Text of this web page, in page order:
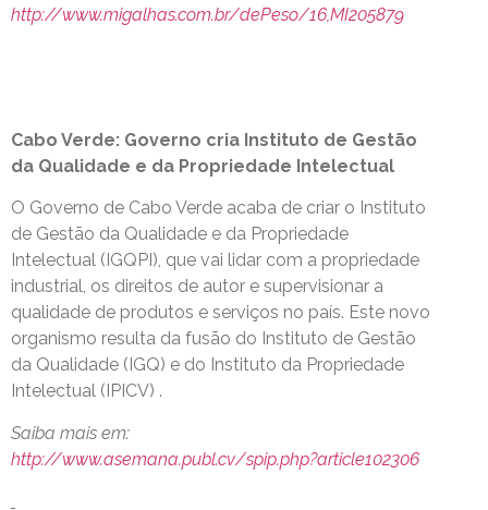
http://www.migalhas.com.br/dePeso/16,MI205879
Cabo Verde: Governo cria Instituto de Gestão
da Qualidade e da Propriedade Intelectual
O Governo de Cabo Verde acaba de criar o Instituto
de Gestão da Qualidade e da Propriedade
Intelectual (IGQPI), que vai lidar com a propriedade
industrial, os direitos de autor e supervisionar a
qualidade de produtos e serviços no país. Este novo
organismo resulta da fusão do Instituto de Gestão
da Qualidade (IGQ) e do Instituto da Propriedade
Intelectual (IPICV) .
Saiba mais em:
http://www.asemana.publ.cv/spip.php?article102306